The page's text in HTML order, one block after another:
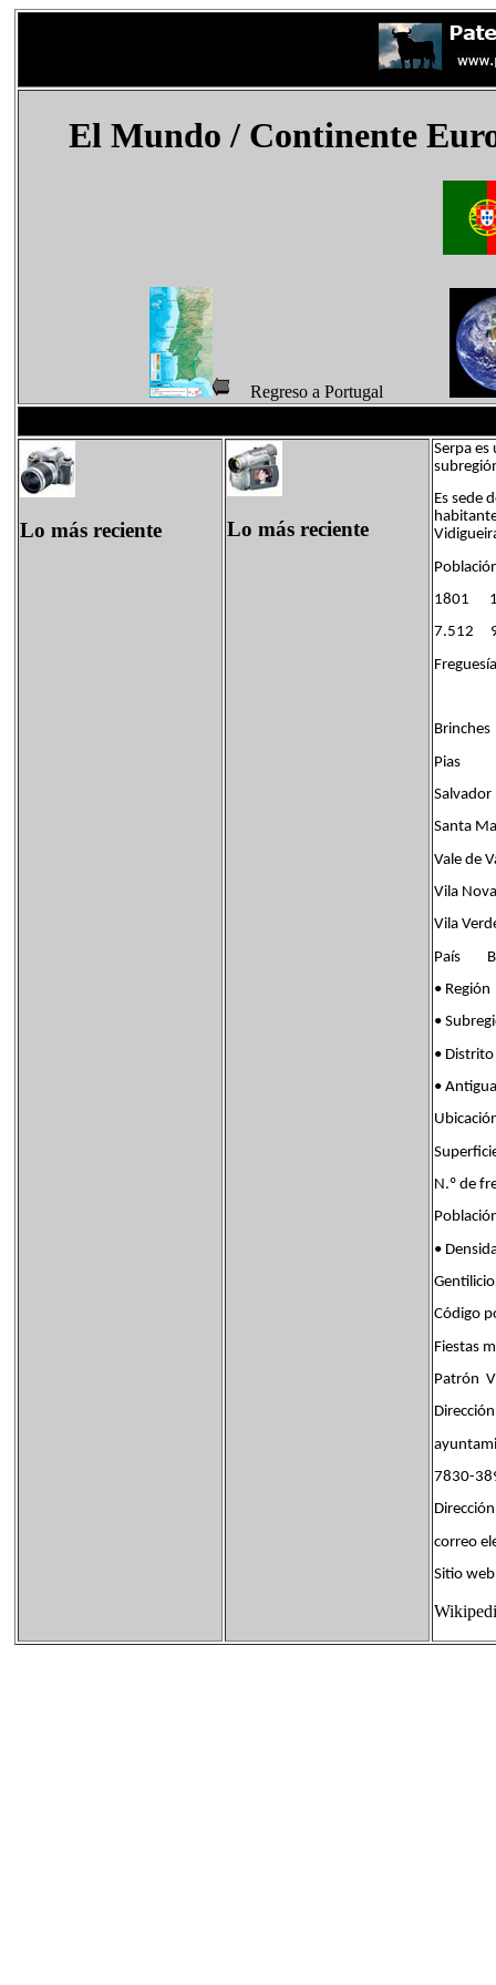
El Mundo/ Continente
Regreso a Portugal
Lo más reciente Lo más reciente
Serpa
Es sede
1801
7.512
Brinches
Pias
Salvador
Santa
Vale de
Vila
Vila
País
•
•
•
•
N.º de
•
Código
Fiestas
Patrón
7830-
correo
Sitio